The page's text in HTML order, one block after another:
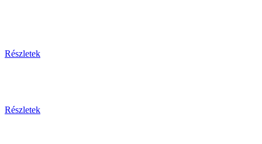
Részletek
Részletek